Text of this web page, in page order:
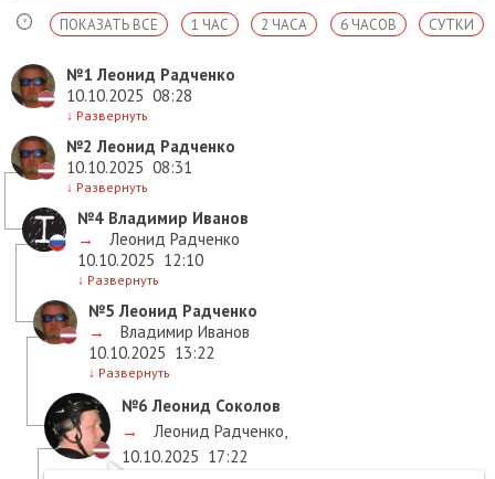
СУТКИ
6 ЧАСОВ
2 ЧАСА
1 ЧАС
ПОКАЗАТЬ ВСЕ
№1 Леонид Радченко
10.10.2025 08:28
↓ Развернуть
№2 Леонид Радченко
10.10.2025 08:31
↓ Развернуть
№4 Владимир Иванов
→
Леонид Радченко
10.10.2025 12:10
↓ Развернуть
№5 Леонид Радченко
→
Владимир Иванов
10.10.2025 13:22
↓ Развернуть
№6 Леонид Соколов
→
Леонид Радченко
10.10.2025 17:22